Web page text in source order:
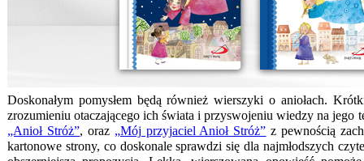
Doskonałym pomysłem będą również wierszyki o aniołach.
zrozumieniu otaczającego ich świata i przyswojeniu wiedzy na jego
„Anioł Stróż”, oraz „Mój przyjaciel Anioł Stróż” z pewnością
kartonowe strony, co doskonale sprawdzi się dla najmłodszych